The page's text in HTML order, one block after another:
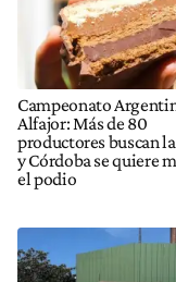
Campeonato
Alfajor: Más de 80
productores buscan
y Córdoba se quiere
el podio